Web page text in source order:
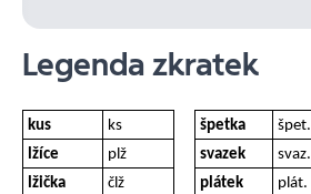
Legenda zkratek
kus ks špetka
špet.
lžíce
plž svazek
svaz.
lžička
člž plátek
plát.